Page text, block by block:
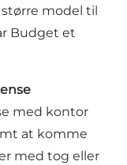
model til
Budget et
med kontor
at komme
med tog eller